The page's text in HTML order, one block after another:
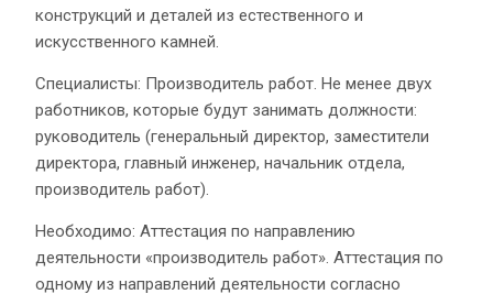
конструкций и деталей из естественного и
искусственного камней.
Специалисты: Производитель работ. Не менее двух
работников, которые будут занимать должности:
руководитель (генеральный директор, заместители
директора, главный инженер, начальник отдела,
производитель работ).
Необходимо: Аттестация по направлению
деятельности «производитель работ». Аттестация по
одному из направлений деятельности согласно